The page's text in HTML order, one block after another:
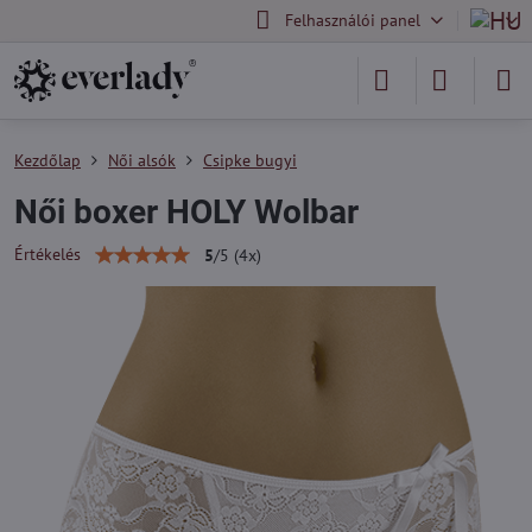
Felhasználói panel
Kezdőlap Női alsók Csipke bugyi
Női boxer HOLY Wolbar
Értékelés 5/5 (4x)